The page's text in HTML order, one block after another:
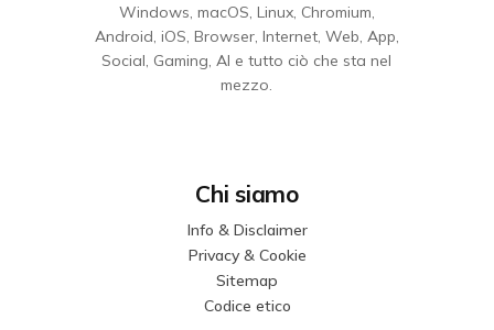
Windows, macOS, Linux, Chromium,
Android, iOS, Browser, Internet, Web, App,
Social, Gaming, AI e tutto ciò che sta nel
mezzo.
Chi siamo
Info & Disclaimer
Privacy & Cookie
Sitemap
Codice etico